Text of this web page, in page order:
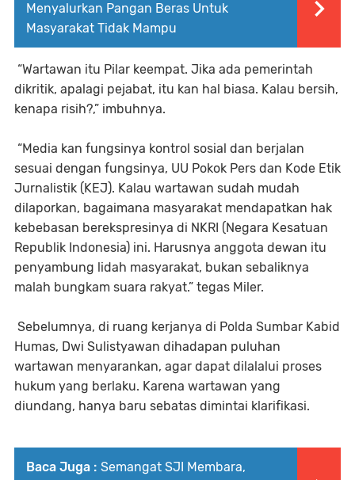
Menyalurkan Pangan Beras Untuk
Masyarakat Tidak Mampu
“Wartawan itu Pilar keempat. Jika ada pemerintah
dikritik, apalagi pejabat, itu kan hal biasa. Kalau bersih,
kenapa risih?,” imbuhnya.
“Media kan fungsinya kontrol sosial dan berjalan
sesuai dengan fungsinya, UU Pokok Pers dan Kode Etik
Jurnalistik (KEJ). Kalau wartawan sudah mudah
dilaporkan, bagaimana masyarakat mendapatkan hak
kebebasan berekspresinya di NKRI (Negara Kesatuan
Republik Indonesia) ini. Harusnya anggota dewan itu
penyambung lidah masyarakat, bukan sebaliknya
malah bungkam suara rakyat.” tegas Miler.
Sebelumnya, di ruang kerjanya di Polda Sumbar Kabid
Humas, Dwi Sulistyawan dihadapan puluhan
wartawan menyarankan, agar dapat dilalalui proses
hukum yang berlaku. Karena wartawan yang
diundang, hanya baru sebatas dimintai klarifikasi.
Baca Juga : Semangat SJI Membara,